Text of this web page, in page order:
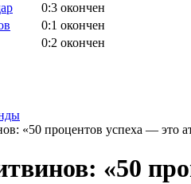
0:3 окончен
0:1 окончен
0:2 окончен
«50 процентов успеха — это
«50